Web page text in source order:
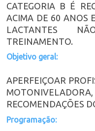
CATEGORIA B É
ACIMA DE 60 ANOS
LACTANTES
TREINAMENTO.
Objetivo geral:
APERFEIÇOAR
RECOMENDAÇÕES
Programação: